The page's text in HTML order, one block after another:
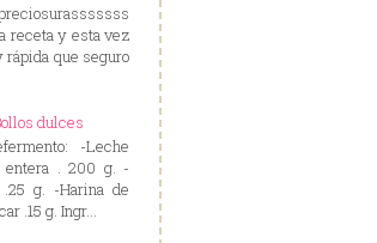
receta y esta vez
que seguro
dulces
-Leche
entera . 200 g. -
g. -Harina de
.15 g. Ingr...